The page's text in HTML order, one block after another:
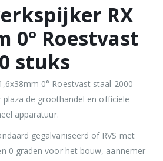
RX
0° Roestvast
stuks
0° Roestvast staal 2000
de groothandel en officiele
apparatuur.
gegalvaniseerd of RVS met
0 graden voor het bouw, aannemer